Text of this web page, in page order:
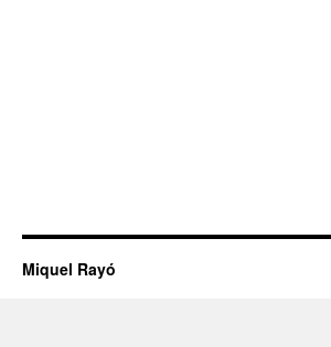
Miquel Rayó